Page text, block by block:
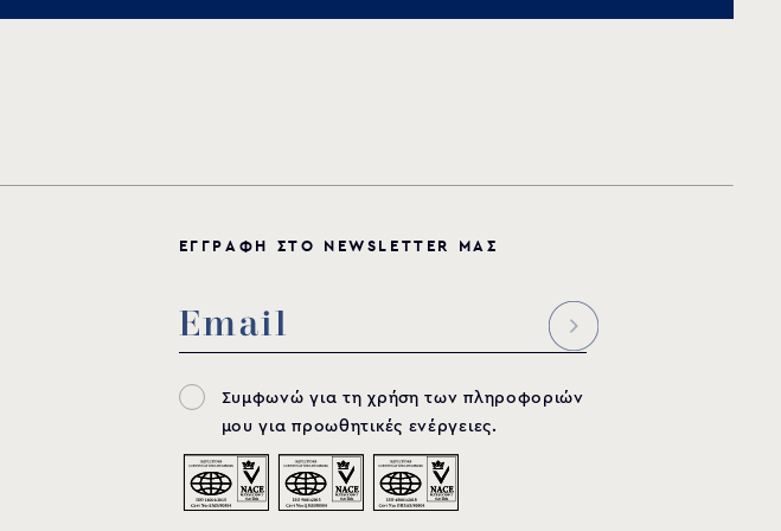
ΕΓ ΓΡΑΦΗ ΣΤΟ N EWSL ETT ER ΜΑΣ
Συμφωνώ για τη χρήση των πληροφοριών
μου για προωθητικές ενέργειες.